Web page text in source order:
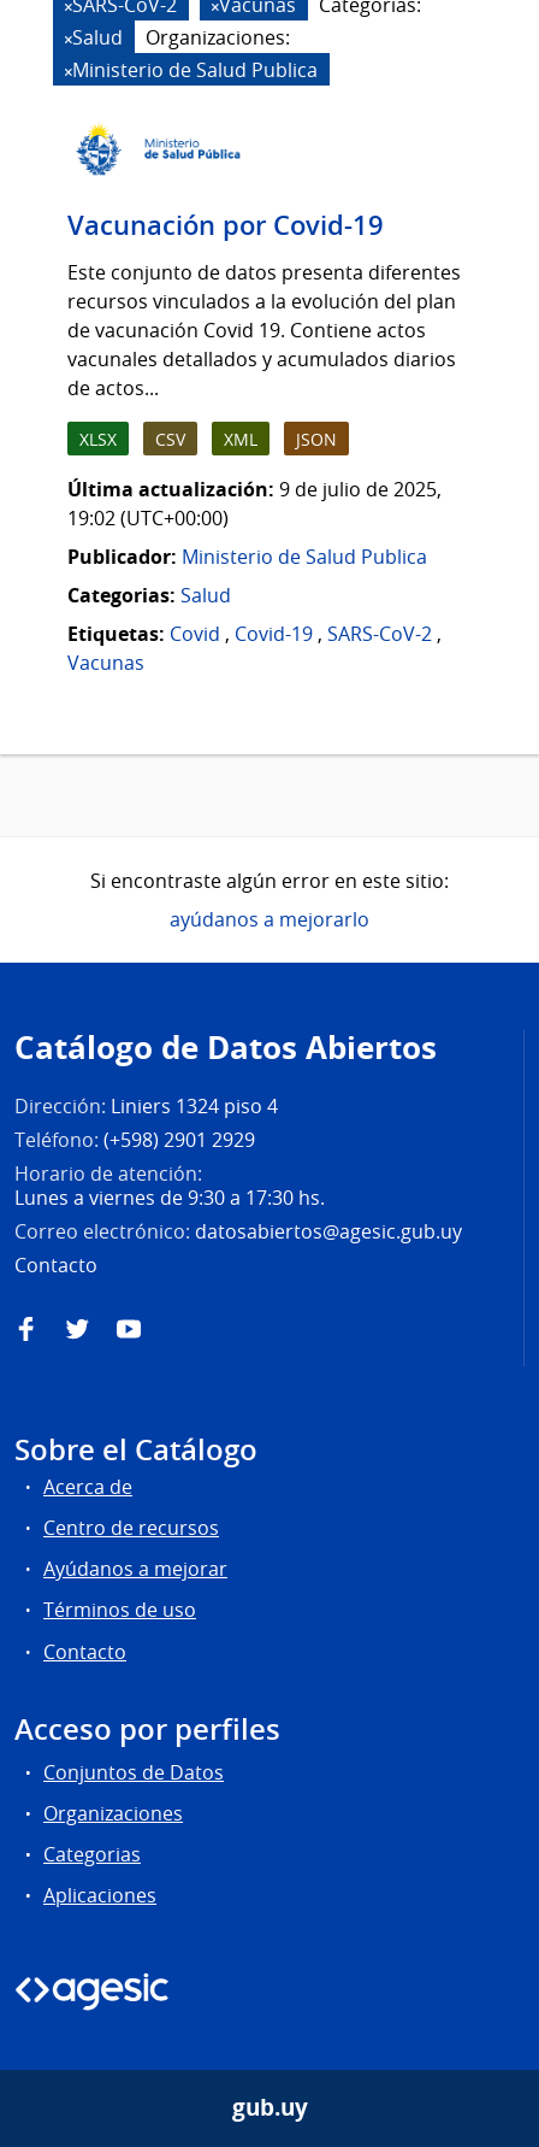
Salud
Organizaciones:
Ministerio de Salud Publica
Vacunación por Covid-19
Este conjunto de datos presenta diferentes
recursos vinculados a la evolución del plan
de vacunación Covid 19. Contiene actos
vacunales detallados y acumulados diarios
de actos...
XLSX CSV XML JSON
Última actualización: 9 de julio de 2025,
19:02 (UTC+00:00)
Publicador: Ministerio de Salud Publica
Categorias: Salud
Etiquetas: Covid , Covid-19 , SARS-CoV-2 ,
Vacunas
Si encontraste algún error en este sitio:
ayúdanos a mejorarlo
de
página
Catálogo de Datos Abiertos
Dirección: Liniers 1324 piso 4
Teléfono: (+598) 2901 2929
Horario de atención:
Lunes a viernes de 9:30 a 17:30 hs.
Correo electrónico: datosabiertos@agesic.gub.uy
Contacto
FacebookTwitterYouTube
Sobre el Catálogo
Acerca de
Centro de recursos
Ayúdanos a mejorar
Términos de uso
Contacto
Acceso por perfiles
Conjuntos de Datos
Organizaciones
Categorias
Aplicaciones
gub.uy